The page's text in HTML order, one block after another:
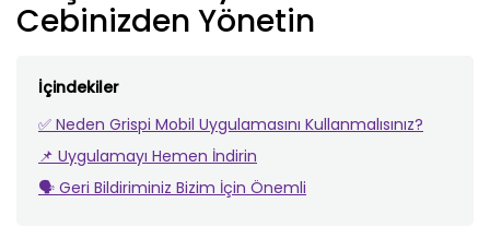
Cebinizden Yönetin
İçindekiler
✅ Neden Grispi Mobil Uygulamasını Kullanmalısınız?
📌 Uygulamayı Hemen İndirin
🗣️ Geri Bildiriminiz Bizim İçin Önemli